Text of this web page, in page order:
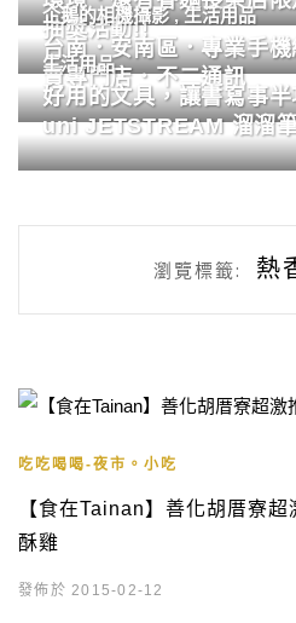
抽獎活動!!
企鵝的相機攝影,生活用品
台南．安南區．專業手
賣專門店．不二通訊
生活用品
好用的文具，讓書寫事
uni JETSTREAM 溜溜
瀏覽標籤: 熱
吃吃喝喝-夜市。小吃
【食在Tainan】善化胡厝寮
酥雞
發佈於 2015-02-12